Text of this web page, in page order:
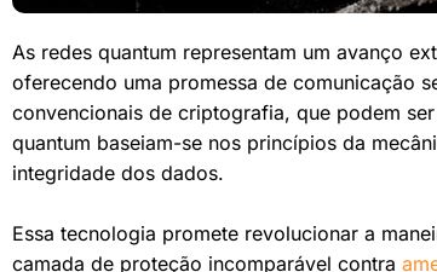
As redes quantum representam um avanço
oferecendo uma promessa de comunicação
convencionais de criptografia, que podem
quantum baseiam-se nos princípios da
integridade dos dados.
Essa tecnologia promete revolucionar a
camada de proteção incomparável contra